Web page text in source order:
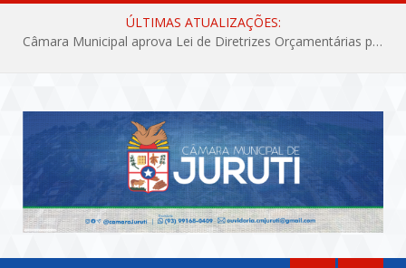
ÚLTIMAS ATUALIZAÇÕES:
Câmara Municipal aprova Lei de Diretrizes Orçamentárias para o exercício financeiro de 2027